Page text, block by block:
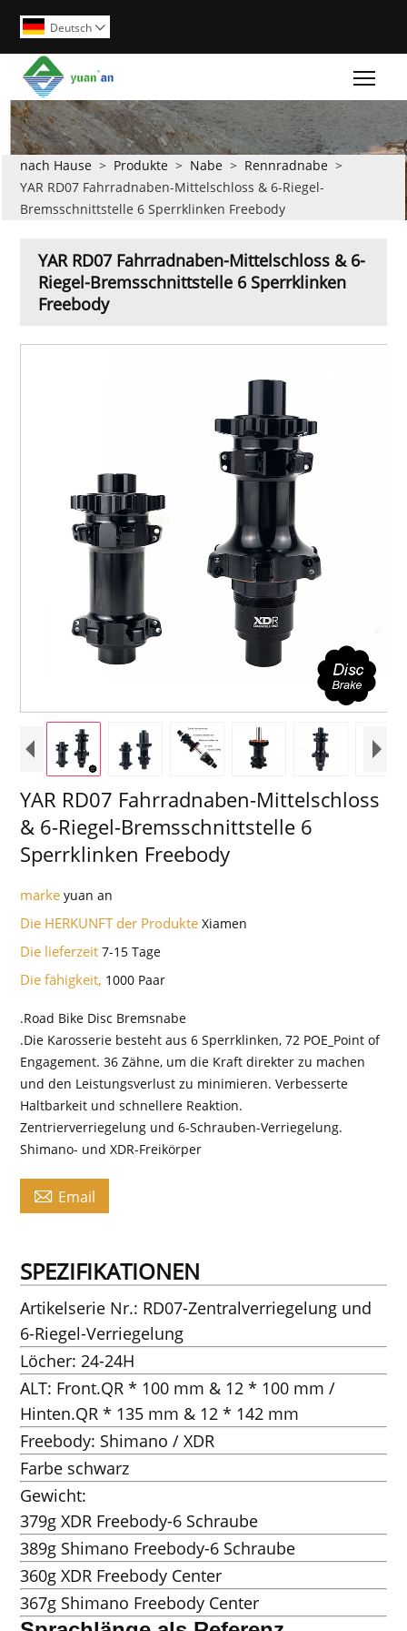
Deutsch 
nach Hause > Produkte > Nabe > Rennradnabe >
YAR RD07 Fahrradnaben-Mittelschloss & 6-Riegel-
Bremsschnittstelle 6 Sperrklinken Freebody
YAR RD07 Fahrradnaben-Mittelschloss & 6-
Riegel-Bremsschnittstelle 6 Sperrklinken
Freebody
YAR RD07 Fahrradnaben-Mittelschloss
& 6-Riegel-Bremsschnittstelle 6
Sperrklinken Freebody
markeyuan an
Die HERKUNFT der ProdukteXiamen
Die lieferzeit7-15 Tage
Die fähigkeit, 1000 Paar
.Road Bike Disc Bremsnabe
.Die Karosserie besteht aus 6 Sperrklinken, 72 POE_Point of
Engagement. 36 Zähne, um die Kraft direkter zu machen
und den Leistungsverlust zu minimieren. Verbesserte
Haltbarkeit und schnellere Reaktion.
Zentrierverriegelung und 6-Schrauben-Verriegelung.
Shimano- und XDR-Freikörper
 Email
SPEZIFIKATIONEN
Artikelserie Nr.: RD07-Zentralverriegelung und
6-Riegel-Verriegelung
Löcher: 24-24H
ALT: Front.QR * 100 mm & 12 * 100 mm /
Hinten.QR * 135 mm & 12 * 142 mm
Freebody: Shimano / XDR
Farbe schwarz
Gewicht:
379g XDR Freebody-6 Schraube
389g Shimano Freebody-6 Schraube
360g XDR Freebody Center
367g Shimano Freebody Center